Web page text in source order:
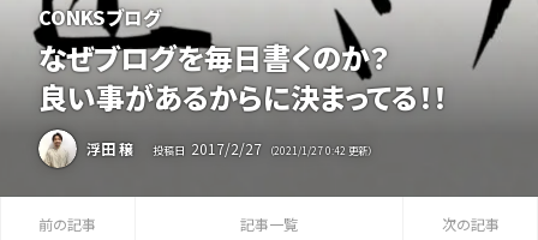
CONKSブログ
なぜブログを毎日書くのか？
良い事があるからに決まってる！！
浮田 穣 投稿日 2017/2/27 （2021/1/270:42 更新）
前の記事 記事一覧 次の記事